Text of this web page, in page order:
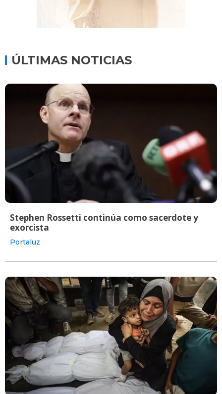
ÚLTIMAS NOTICIAS
Stephen Rossetti continúa como sacerdote y
exorcista
Portaluz